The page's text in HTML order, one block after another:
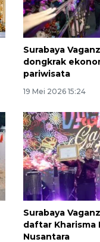
Surabaya
dongkrak
pariwisata
19 Mei 2026 15:24
Surabaya
daftar Kharisma
Nusantara